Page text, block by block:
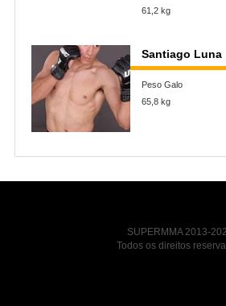
61,2 kg
Santiago Luna
Peso Galo
65,8 kg
SUPERMMA 2013-
Todos os direitos